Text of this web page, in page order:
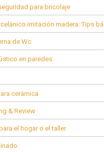
para bricolaje
imitación madera: Tips
de Wc
en paredes
cerámica
& Review
el hogar o el taller